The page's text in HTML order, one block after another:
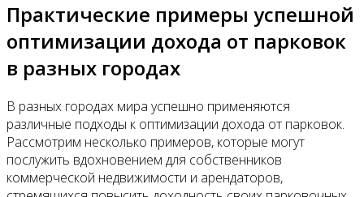
Практические примеры успешной
оптимизации дохода от парковок
в разных городах
В разных городах мира успешно применяются
различные подходы к оптимизации дохода от парковок.
Рассмотрим несколько примеров, которые могут
послужить вдохновением для собственников
коммерческой недвижимости и арендаторов,